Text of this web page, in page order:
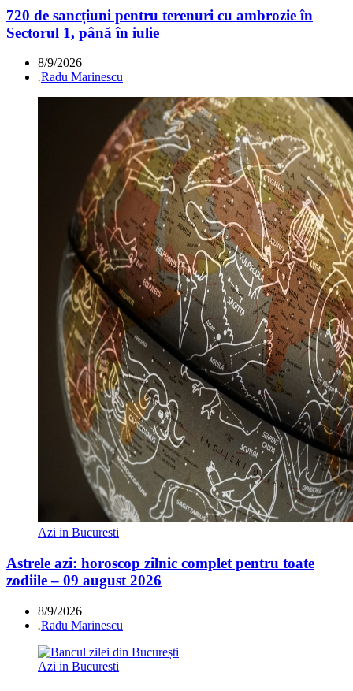
720 de sancțiuni pentru terenuri cu ambrozie în
Sectorul 1, până în iulie
8/9/2026
.Radu Marinescu
Azi in Bucuresti
Astrele azi: horoscop zilnic complet pentru toate
zodiile – 09 august 2026
8/9/2026
.Radu Marinescu
Azi in Bucuresti